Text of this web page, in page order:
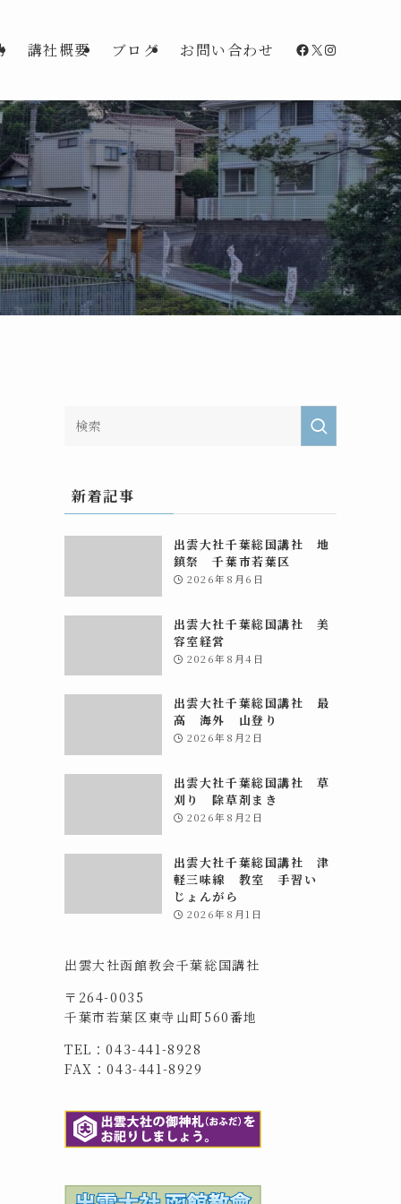
講社概要 ブログ お問い合わせ Facebook
X
新着記事
出雲大社千葉総国講社 地
鎮祭 千葉市若葉区
2026年8月6日
出雲大社千葉総国講社 美
容室経営
2026年8月4日
出雲大社千葉総国講社 最
高 海外 山登り
2026年8月2日
出雲大社千葉総国講社 草
刈り 除草剤まき
2026年8月2日
出雲大社千葉総国講社 津
軽三味線 教室 手習い
じょんがら
2026年8月1日
出雲大社函館教会千葉総国講社
〒264-0035
千葉市若葉区東寺山町560番地
TEL：043-441-8928
FAX：043-441-8929